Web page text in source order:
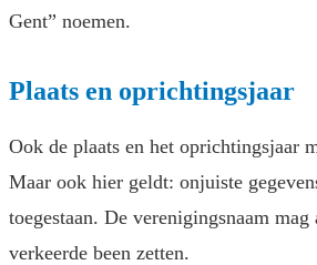
Gent” noemen.
Plaats en oprichtingsjaar
Ook de plaats en het oprichtingsjaar
Maar ook hier geldt: onjuiste
toegestaan. De verenigingsnaam
verkeerde been zetten.